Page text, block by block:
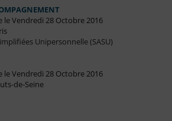
le Vendredi 28 Octobre 2016
Unipersonnelle (SASU)
le Vendredi 28 Octobre 2016
de-Seine